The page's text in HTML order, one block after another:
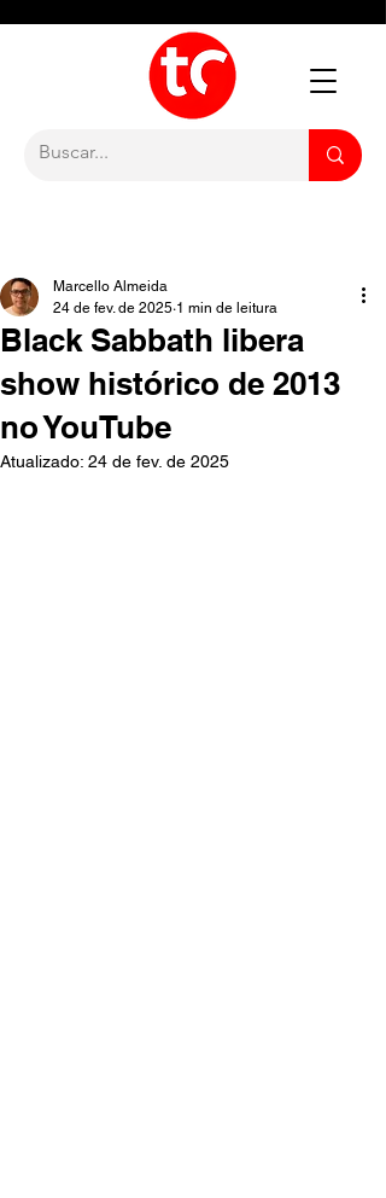
Black Sabbath libera
show histórico de 2013
no YouTube
Marcello Almeida
24 de fev. de 2025 1 min de leitura
Atualizado: 24 de fev. de 2025